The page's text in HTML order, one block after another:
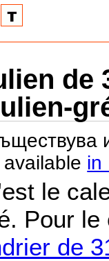
de
in
le
Pour
de